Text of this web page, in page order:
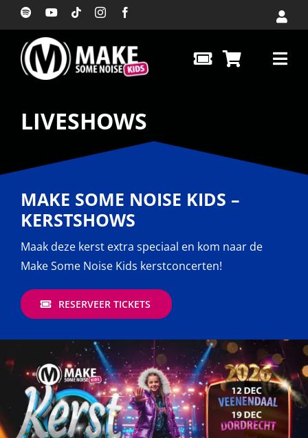
naar
inhoud
LIVESHOWS
MAKE SOME NOISE KIDS –
KERSTSHOWS
Maak deze kerst extra speciaal en kom naar de
Make Some Noise Kids kerstconcerten!
RESERVEER TICKETS